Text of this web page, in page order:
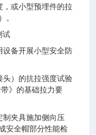
，或小型预埋件的拉
。
试
备开展小型安全防
）的抗拉强度试验
带》的基础拉力要
夹具施加侧向压
安全帽部分性能检